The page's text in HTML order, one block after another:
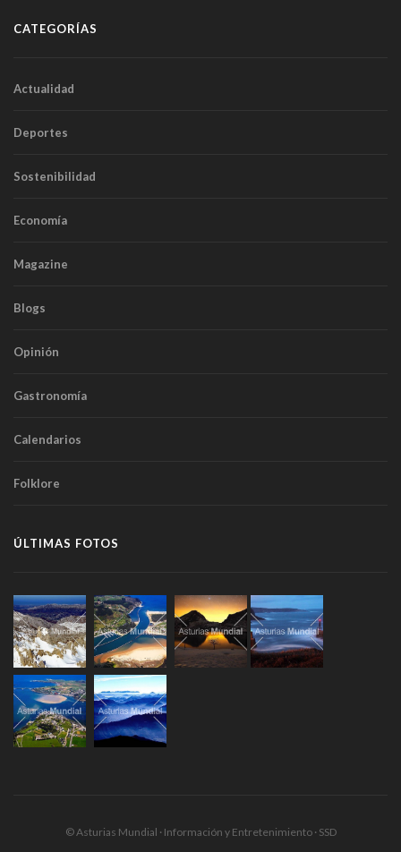
CATEGORÍAS
Actualidad
Deportes
Sostenibilidad
Economía
Magazine
Blogs
Opinión
Gastronomía
Calendarios
Folklore
ÚLTIMAS FOTOS
© Asturias Mundial · Información y Entretenimiento · SSD